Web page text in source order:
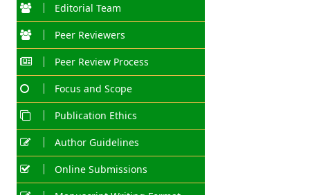
Editorial Team
Peer Reviewers
Peer Review Process
Focus and Scope
Publication Ethics
Author Guidelines
Online Submissions